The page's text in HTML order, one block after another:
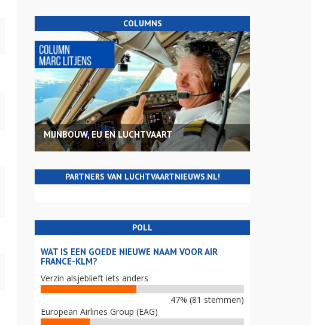
COLUMNS
MIJNBOUW, EU EN LUCHTVAART
PARTNERS VAN LUCHTVAARTNIEUWS.NL!
POLL
WAT IS EEN GOEDE NIEUWE NAAM VOOR AIR
FRANCE-KLM?
Verzin alsjeblieft iets anders
47% (81 stemmen)
European Airlines Group (EAG)